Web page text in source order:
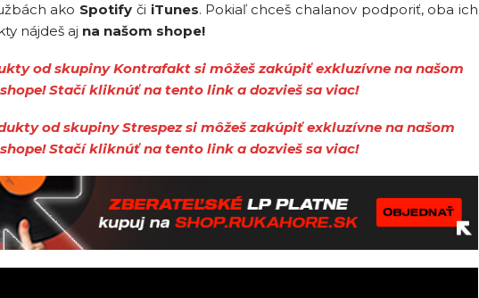
ako Spotify či iTunes. Pokiaľ chceš chalanov podporiť, oba ich
nájdeš aj na našom shope!
od skupiny Kontrafakt si môžeš zakúpiť exkluzívne na našom
shope! Stačí kliknúť na tento link a dozvieš sa viac!
od skupiny Strespez si môžeš zakúpiť exkluzívne na našom
shope! Stačí kliknúť na tento link a dozvieš sa viac!